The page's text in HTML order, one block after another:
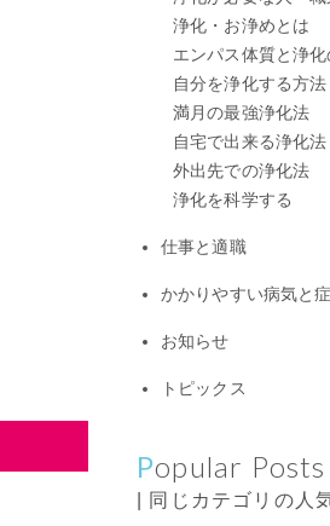
浄化・お浄めとは
エンパス体質と浄
自分を浄化する方法
満月の最強浄化法
自宅で出来る浄化法
外出先での浄化法
浄化を科学する
仕事と適職
かかりやすい病気と
お知らせ
トピックス
Popular Posts
| 同じカテゴリの人